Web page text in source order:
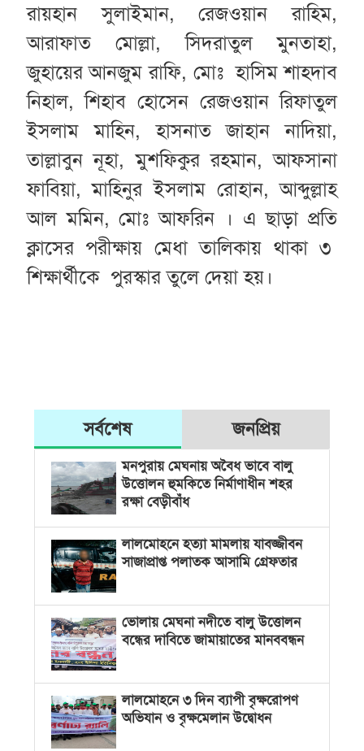
রায়হান সুলাইমান, রেজওয়ান রাহিম,
আরাফাত মোল্লা, সিদরাতুল মুনতাহা,
জুহায়ের আনজুম রাফি, মোঃ হাসিম শাহদাব
নিহাল, শিহাব হোসেন রেজওয়ান রিফাতুল
ইসলাম মাহিন, হাসনাত জাহান নাদিয়া,
তাল্লাবুন নূহা, মুশফিকুর রহমান, আফসানা
ফাবিয়া, মাহিনুর ইসলাম রোহান, আব্দুল্লাহ
আল মমিন, মোঃ আফরিন । এ ছাড়া প্রতি
ক্লাসের পরীক্ষায় মেধা তালিকায় থাকা ৩
শিক্ষার্থীকে পুরস্কার তুলে দেয়া হয়।
সর্বশেষ জনপ্রিয়
মনপুরায় মেঘনায় অবৈধ ভাবে বালু
উত্তোলন হুমকিতে নির্মাণাধীন শহর
রক্ষা বেড়ীবাঁধ
লালমোহনে হত্যা মামলায় যাবজ্জীবন
সাজাপ্রাপ্ত পলাতক আসামি গ্রেফতার
ভোলায় মেঘনা নদীতে বালু উত্তোলন
বন্ধের দাবিতে জামায়াতের মানববন্ধন
লালমোহনে ৩ দিন ব্যাপী বৃক্ষরোপণ
অভিযান ও বৃক্ষমেলান উদ্বোধন